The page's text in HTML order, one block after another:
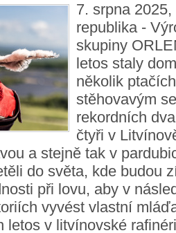
7. srpna
republika -
skupiny
letos staly
několik
stěhovavým
rekordních
čtyři v
a stejně tak v
do světa, kde budou
při lovu, aby v
vyvést vlastní
letos v litvínovské